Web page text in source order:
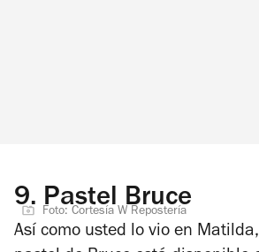
9. Pastel Bruce
Foto: Cortesía W Repostería
Así como usted lo vio en